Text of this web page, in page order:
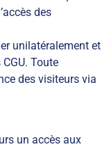
des
unilatéralement et
Toute
des visiteurs via
un accès aux